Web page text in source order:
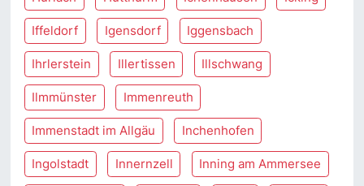
Iffeldorf Igensdorf Iggensbach
Ihrlerstein Illertissen Illschwang
Ilmmünster Immenreuth
Immenstadt im Allgäu Inchenhofen
Ingolstadt Innernzell Inning am Ammersee